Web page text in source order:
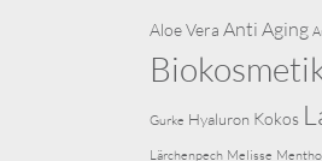
Aloe Vera Anti Aging
Gurke Hyaluron Kokos
Lärchenpech Melisse